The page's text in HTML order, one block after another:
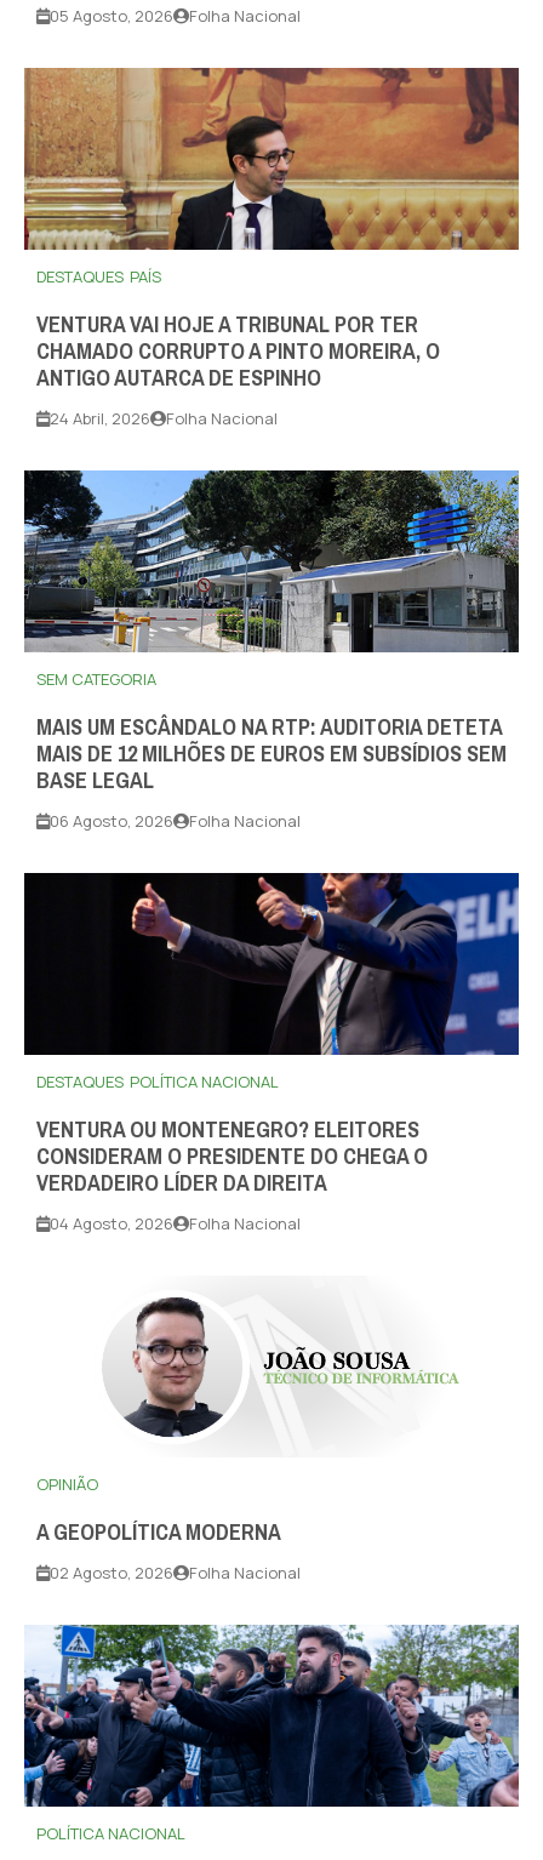
05 Agosto, 2026 Folha Nacional
DESTAQUES PAÍS
VENTURA VAI HOJE A TRIBUNAL POR TER
CHAMADO CORRUPTO A PINTO MOREIRA, O
ANTIGO AUTARCA DE ESPINHO
24 Abril, 2026 Folha Nacional
SEM CATEGORIA
MAIS UM ESCÂNDALO NA RTP: AUDITORIA DETETA
MAIS DE 12 MILHÕES DE EUROS EM SUBSÍDIOS SEM
BASE LEGAL
06 Agosto, 2026 Folha Nacional
DESTAQUES POLÍTICA NACIONAL
VENTURA OU MONTENEGRO? ELEITORES
CONSIDERAM O PRESIDENTE DO CHEGA O
VERDADEIRO LÍDER DA DIREITA
04 Agosto, 2026 Folha Nacional
OPINIÃO
A GEOPOLÍTICA MODERNA
02 Agosto, 2026 Folha Nacional
POLÍTICA NACIONAL